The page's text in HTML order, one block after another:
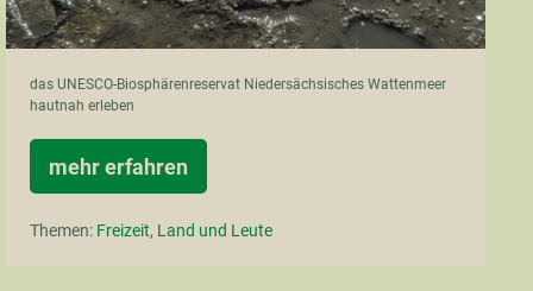
das UNESCO-Biosphärenreservat Niedersächsisches Wattenmeer
hautnah erleben
mehr erfahren
Ich
bin
ins
Meer
Themen: Freizeit, Land und Leute